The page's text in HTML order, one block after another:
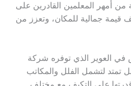
من أمهر المعلمين القادرين على
قيمة جمالية للمكان، وتعزز من
العوير الذي توفره شركة
تمتد لتشمل الفلل والمكاتب